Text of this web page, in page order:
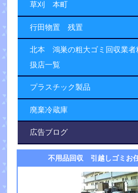
草刈 本町
行田物置 残置
北本 鴻巣の粗大ゴミ回収業者
扱店一覧
プラスチック製品
廃棄冷蔵庫
広告ブログ
不用品回収 引越しゴミお